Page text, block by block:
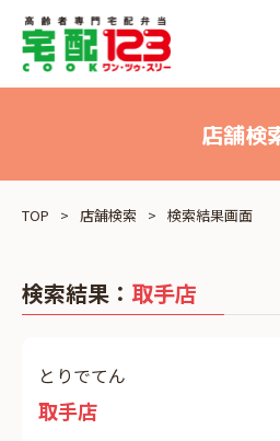
店舗検
TOP 店舗検索 検索結果画面
検索結果： 取手店
とりでてん
取手店